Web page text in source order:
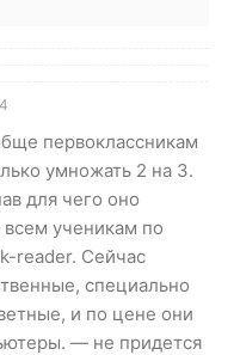
первоклассникам
умножать 2 на 3.
для чего оно
ученикам по
reader. Сейчас
специально
и по цене они
— не придется